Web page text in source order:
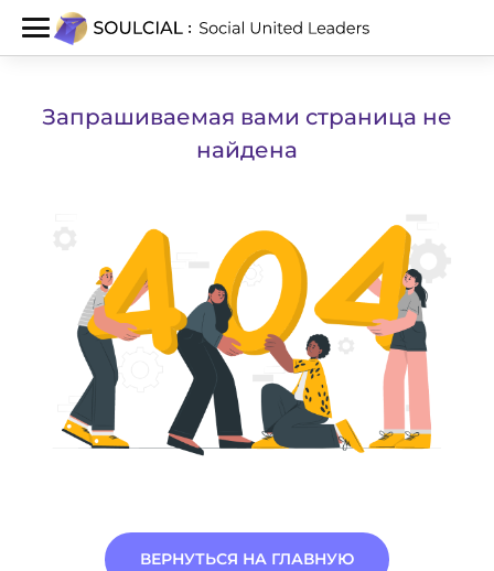
Запрашиваемая вами страница не
найдена
ВЕРНУТЬСЯ НА ГЛАВНУЮ